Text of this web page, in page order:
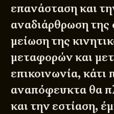
επανάσταση και
αναδιάρθρωση της
μείωση της
μεταφορών και
επικοινωνία, κάτι
αναπόφευκτα θα
και την εστίαση,